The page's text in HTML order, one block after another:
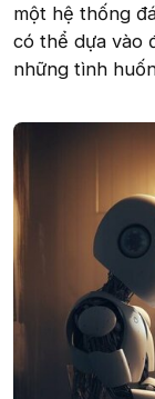
một hệ thống
có thể dựa vào
những tình